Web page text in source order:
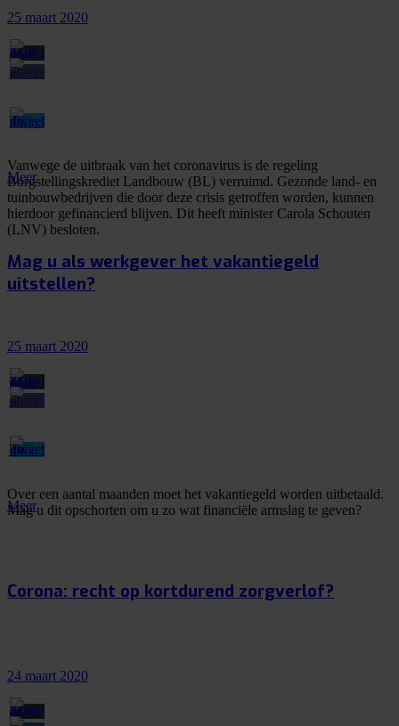
25 maart 2020
Vanwege de uitbraak van het coronavirus is de regeling
Borgstellingskrediet Landbouw (BL) verruimd. Gezonde land- en
tuinbouwbedrijven die door deze crisis getroffen worden, kunnen
hierdoor gefinancierd blijven. Dit heeft minister Carola Schouten
(LNV) besloten.
Meer
Mag u als werkgever het vakantiegeld
uitstellen?
25 maart 2020
Over een aantal maanden moet het vakantiegeld worden uitbetaald.
Mag u dit opschorten om u zo wat financiële armslag te geven?
Meer
Corona: recht op kortdurend zorgverlof?
24 maart 2020